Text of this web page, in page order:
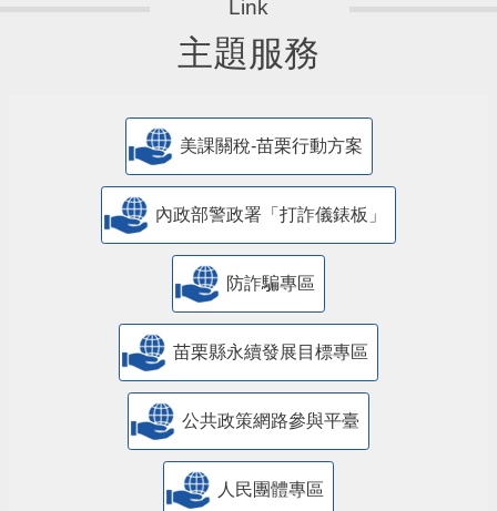
主題服務
美課關稅-苗栗行動方案
內政部警政署「打詐儀錶板」
防詐騙專區
苗栗縣永續發展目標專區
公共政策網路參與平臺
人民團體專區